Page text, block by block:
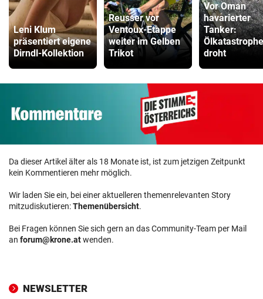
Leni Klum
präsentiert eigene
Dirndl-Kollektion
Reusser vor
Ventoux-Etappe
weiter im Gelben
Trikot
Vor Oman
havarierter
Tanker:
Ölkatastrophe
droht
Da dieser Artikel älter als 18 Monate ist, ist zum jetzigen Zeitpunkt
kein Kommentieren mehr möglich.
Wir laden Sie ein, bei einer aktuelleren themenrelevanten Story
mitzudiskutieren:Themenübersicht.
Bei Fragen können Sie sich gern an das Community-Team per Mail
an forum@krone.atwenden.
NEWSLETTER